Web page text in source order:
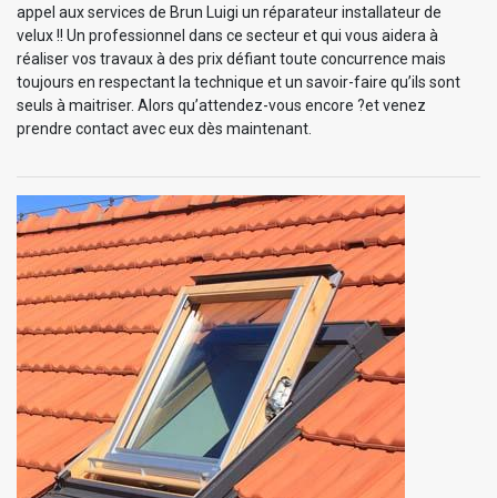
appel aux services de Brun Luigi un réparateur installateur de
velux !! Un professionnel dans ce secteur et qui vous aidera à
réaliser vos travaux à des prix défiant toute concurrence mais
toujours en respectant la technique et un savoir-faire qu’ils sont
seuls à maitriser. Alors qu’attendez-vous encore ?et venez
prendre contact avec eux dès maintenant.